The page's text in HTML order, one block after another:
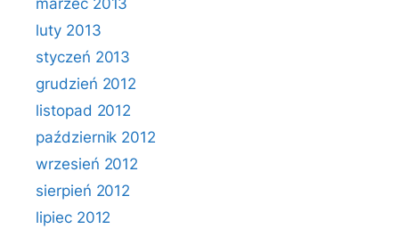
marzec 2013
luty 2013
styczeń 2013
grudzień 2012
listopad 2012
październik 2012
wrzesień 2012
sierpień 2012
lipiec 2012